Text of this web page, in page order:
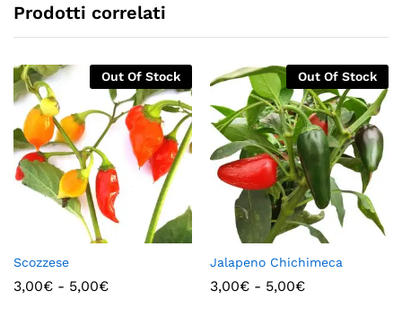
Prodotti correlati
Out Of Stock
Scozzese
3,00€ - 5,00€
Out Of Stock
Jalapeno Chichimeca
3,00€ - 5,00€